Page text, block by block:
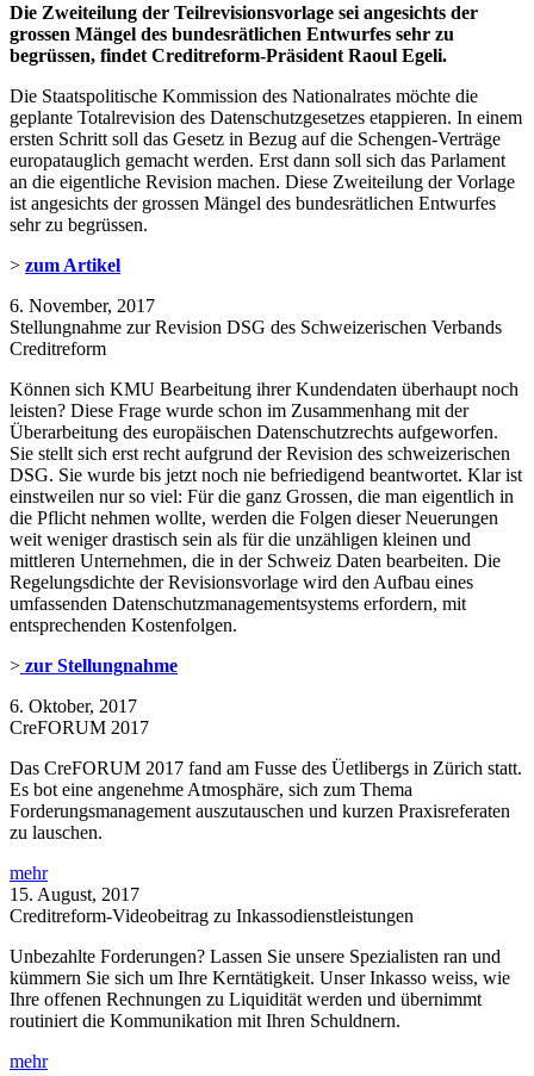
Die Zweiteilung der Teilrevisionsvorlage sei angesichts der
grossen Mängel des bundesrätlichen Entwurfes sehr zu
begrüssen, findet Creditreform-Präsident Raoul Egeli.
Die Staatspolitische Kommission des Nationalrates möchte die
geplante Totalrevision des Datenschutzgesetzes etappieren. In einem
ersten Schritt soll das Gesetz in Bezug auf die Schengen-Verträge
europatauglich gemacht werden. Erst dann soll sich das Parlament
an die eigentliche Revision machen. Diese Zweiteilung der Vorlage
ist angesichts der grossen Mängel des bundesrätlichen Entwurfes
sehr zu begrüssen.
> zum Artikel
6. November, 2017
Stellungnahme zur Revision DSG des Schweizerischen Verbands
Creditreform
Können sich KMU Bearbeitung ihrer Kundendaten überhaupt noch
leisten? Diese Frage wurde schon im Zusammenhang mit der
Überarbeitung des europäischen Datenschutzrechts aufgeworfen.
Sie stellt sich erst recht aufgrund der Revision des schweizerischen
DSG. Sie wurde bis jetzt noch nie befriedigend beantwortet. Klar ist
einstweilen nur so viel: Für die ganz Grossen, die man eigentlich in
die Pflicht nehmen wollte, werden die Folgen dieser Neuerungen
weit weniger drastisch sein als für die unzähligen kleinen und
mittleren Unternehmen, die in der Schweiz Daten bearbeiten. Die
Regelungsdichte der Revisionsvorlage wird den Aufbau eines
umfassenden Datenschutzmanagementsystems erfordern, mit
entsprechenden Kostenfolgen.
> zur Stellungnahme
6. Oktober, 2017
CreFORUM 2017
Das CreFORUM 2017 fand am Fusse des Üetlibergs in Zürich statt.
Es bot eine angenehme Atmosphäre, sich zum Thema
Forderungsmanagement auszutauschen und kurzen Praxisreferaten
zu lauschen.
mehr
15. August, 2017
Creditreform-Videobeitrag zu Inkassodienstleistungen
Unbezahlte Forderungen? Lassen Sie unsere Spezialisten ran und
kümmern Sie sich um Ihre Kerntätigkeit. Unser Inkasso weiss, wie
Ihre offenen Rechnungen zu Liquidität werden und übernimmt
routiniert die Kommunikation mit Ihren Schuldnern.
mehr